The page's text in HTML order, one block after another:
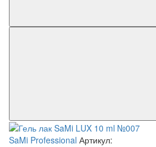
SaMi Professional Артикул: